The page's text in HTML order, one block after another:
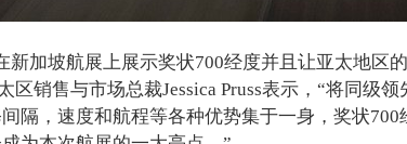
新加坡航展上展示奖状700经度并且让亚太地区
区销售与市场总裁Jessica Pruss表示，“将同级
隔，速度和航程等各种优势集于一身，奖状700